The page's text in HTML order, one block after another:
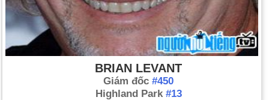
BRIAN LEVANT
Giám đốc #450
Highland Park #13